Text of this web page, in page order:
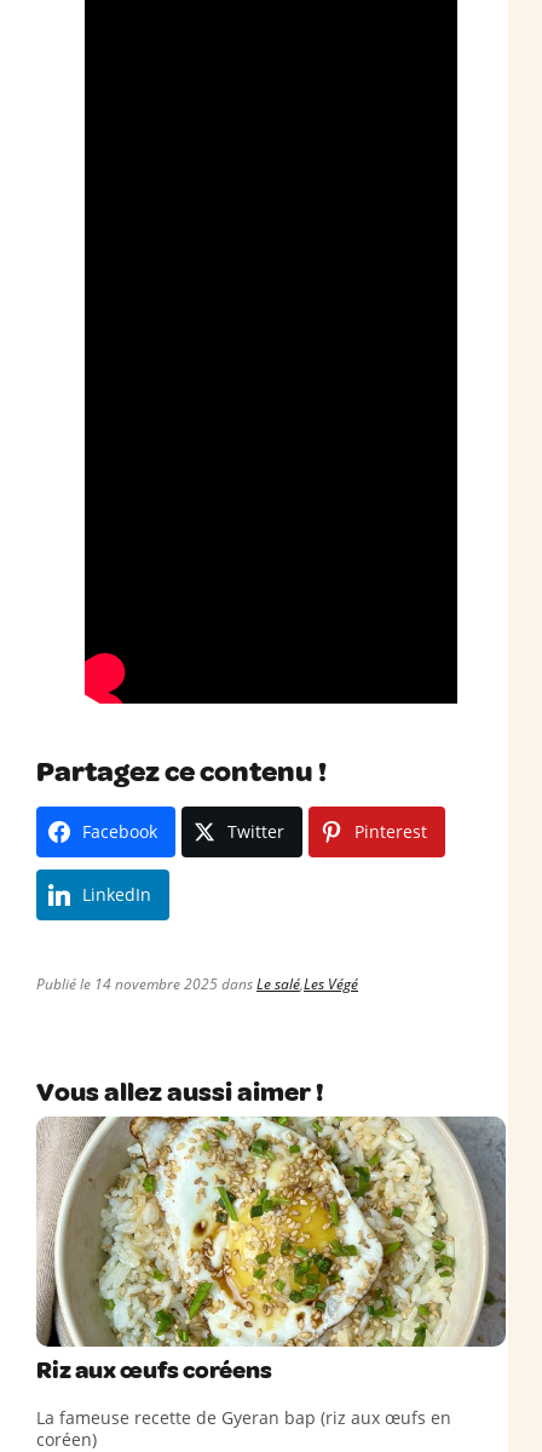
Partagez ce contenu !
Facebook Twitter Pinterest
LinkedIn
Publié le 14 novembre 2025 dansLe salé,Les Végé
Vous allez aussi aimer !
Riz aux œufs coréens
La fameuse recette de Gyeran bap (riz aux œufs en
coréen)